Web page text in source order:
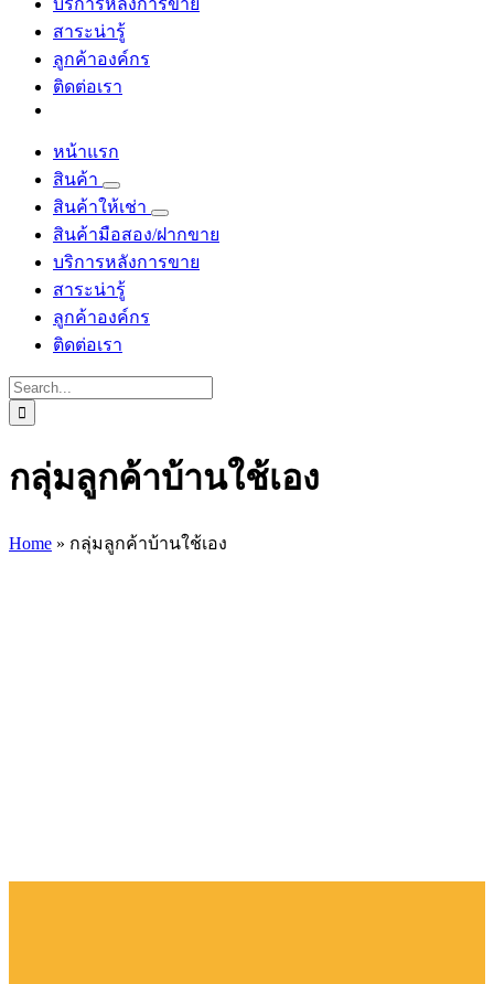
บริการหลังการขาย
สาระน่ารู้
ลูกค้าองค์กร
ติดต่อเรา
หน้าแรก
สินค้า
สินค้าให้เช่า
สินค้ามือสอง/ฝากขาย
บริการหลังการขาย
สาระน่ารู้
ลูกค้าองค์กร
ติดต่อเรา
Search
for:
กลุ่มลูกค้าบ้านใช้เอง
Home » กลุ่มลูกค้าบ้านใช้เอง